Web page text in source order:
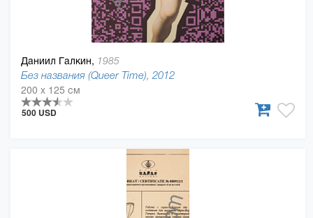
Даниил Галкин, 1985
Без названия (Queer Time), 2012
200 x 125 см
500 USD